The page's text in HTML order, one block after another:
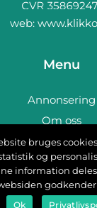
web:
Menu
Annonsering
Om oss
Cookies
Kontakta oss
Sitemap
bruges
og
information
Ok